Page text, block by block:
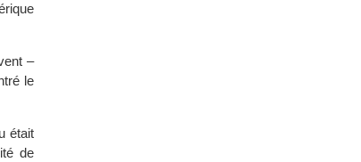
–
le
était
de